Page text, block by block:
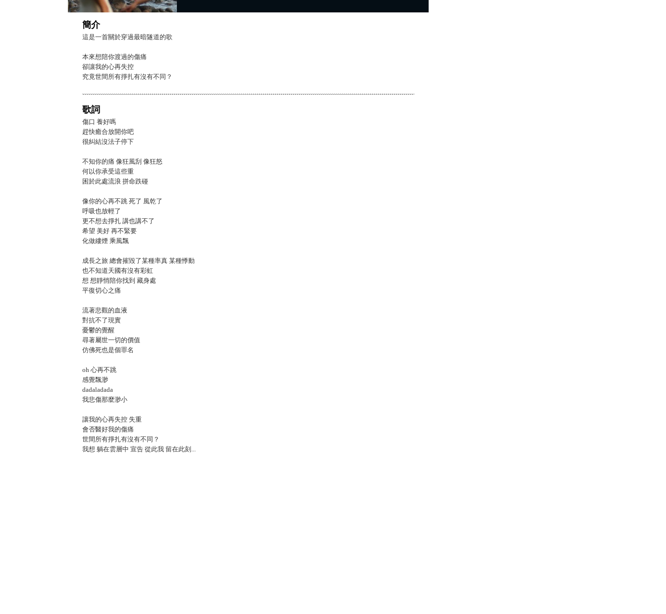
簡介
這是一首關於穿過最暗隧道的歌
本來想陪你渡過的傷痛
卻讓我的心再失控
究竟世間所有掙扎有沒有不同？
歌詞
傷口 養好嗎
趕快癒合放開你吧
很糾結沒法子停下
不知你的痛 像狂風刮 像狂怒
何以你承受這些重
困於此處流浪 拼命跌碰
像你的心再不跳 死了 風乾了
呼吸也放輕了
更不想去掙扎 講也講不了
希望 美好 再不緊要
化做縷煙 乘風飄
成長之旅 總會摧毀了某種率真 某種悸動
也不知道天國有沒有彩虹
想 想靜悄陪你找到 藏身處
平復切心之痛
流著悲觀的血液
對抗不了現實
憂鬱的覺醒
尋著屬世一切的價值
仿佛死也是個罪名
oh 心再不跳
感覺飄渺
dadaladada
我悲傷那麼渺小
讓我的心再失控 失重
會否醫好我的傷痛
世間所有掙扎有沒有不同？
我想 躺在雲層中 宣告 從此我 留在此刻...